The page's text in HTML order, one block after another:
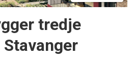
tredje